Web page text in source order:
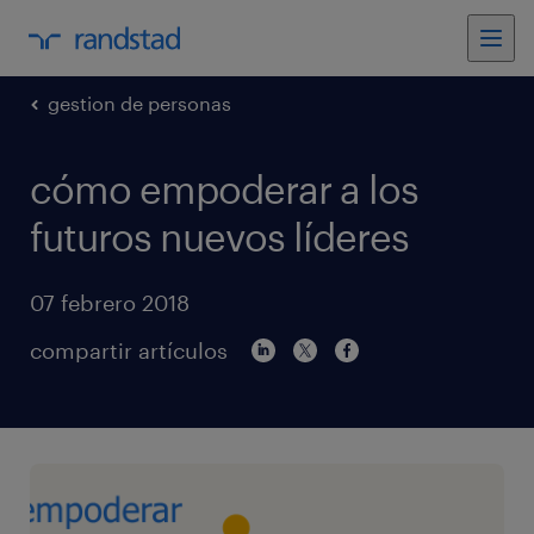
gestion de personas
cómo empoderar a los
futuros nuevos líderes
07 febrero 2018
compartir artículos